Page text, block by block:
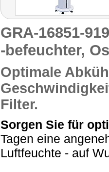
GRA-16851-
-befeuchter,
Optimale
Filter.
Sorgen Sie für
Tagen eine
Luftfeuchte - auf